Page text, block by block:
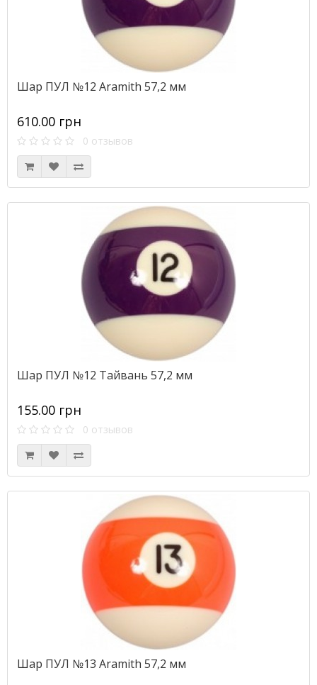
Шар ПУЛ №12 Aramith 57,2 мм
610.00 грн
0 отзывов
Шар ПУЛ №12 Тайвань 57,2 мм
155.00 грн
0 отзывов
Шар ПУЛ №13 Aramith 57,2 мм